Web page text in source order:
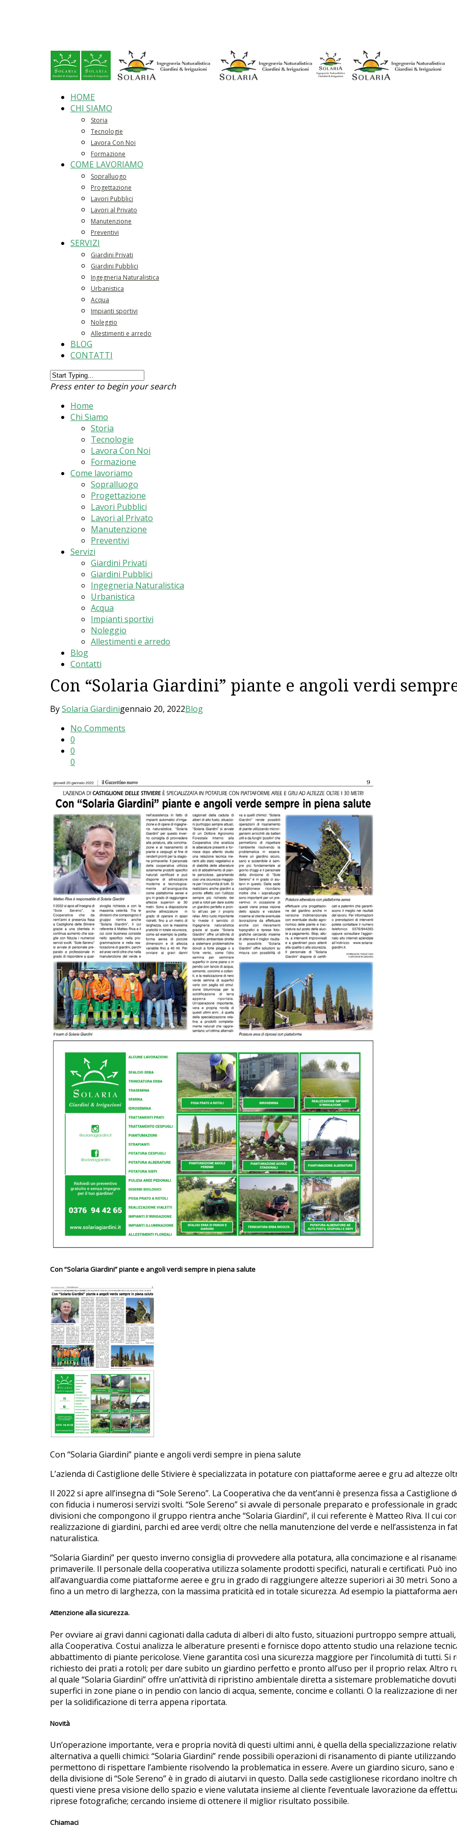
HOME
CHI SIAMO
Storia
Tecnologie
Lavora Con Noi
Formazione
COME LAVORIAMO
Sopralluogo
Progettazione
Lavori Pubblici
Lavori al Privato
Manutenzione
Preventivi
SERVIZI
Giardini Privati
Giardini Pubblici
Ingegneria Naturalistica
Urbanistica
Acqua
Impianti sportivi
Noleggio
Allestimenti e arredo
BLOG
CONTATTI
Press enter to begin your search
Home
Chi Siamo
Storia
Tecnologie
Lavora Con Noi
Formazione
Come lavoriamo
Sopralluogo
Progettazione
Lavori Pubblici
Lavori al Privato
Manutenzione
Preventivi
Servizi
Giardini Privati
Giardini Pubblici
Ingegneria Naturalistica
Urbanistica
Acqua
Impianti sportivi
Noleggio
Allestimenti e arredo
Blog
Contatti
Con “Solaria Giardini” piante e angoli verdi
BySolaria Giardinigennaio 20, 2022Blog
No Comments
0
0
0
Con “Solaria Giardini” piante e angoli verdi sempre in piena salute
Con “Solaria Giardini” piante e angoli verdi sempre in piena salute
L’azienda di Castiglione delle Stiviere è specializzata in potature con piattaforme aeree e gru ad altezze
Il 2022 si apre all’insegna di “Sole Sereno”. La Cooperativa che da vent’anni è presenza fissa a
con fiducia i numerosi servizi svolti. “Sole Sereno” si avvale di personale preparato e professionale in
divisioni che compongono il gruppo rientra anche “Solaria Giardini”, il cui referente è Matteo Riva. Il cui
realizzazione di giardini, parchi ed aree verdi; oltre che nella manutenzione del verde e nell’assistenza in
naturalistica.
“Solaria Giardini” per questo inverno consiglia di provvedere alla potatura, alla concimazione e al
primaverile. Il personale della cooperativa utilizza solamente prodotti specifici, naturali e certificati. Può
all’avanguardia come piattaforme aeree e gru in grado di raggiungere altezze superiori ai 30 metri.
fino a un metro di larghezza, con la massima praticità ed in totale sicurezza. Ad esempio la piattaforma
Attenzione alla sicurezza.
Per ovviare ai gravi danni cagionati dalla caduta di alberi di alto fusto, situazioni purtroppo sempre
alla Cooperativa. Costui analizza le alberature presenti e fornisce dopo attento studio una relazione
abbattimento di piante pericolose. Viene garantita così una sicurezza maggiore per l’incolumità di tutti.
richiesto dei prati a rotoli; per dare subito un giardino perfetto e pronto all’uso per il proprio relax.
al quale “Solaria Giardini” offre un’attività di ripristino ambientale diretta a sistemare problematiche
superfici in zone piane o in pendio con lancio di acqua, semente, concime e collanti. O la realizzazione di
per la solidificazione di terra appena riportata.
Novità
Un’operazione importante, vera e propria novità di questi ultimi anni, è quella della specializzazione
alternativa a quelli chimici: “Solaria Giardini” rende possibili operazioni di risanamento di piante
permettono di rispettare l’ambiente risolvendo la problematica in essere. Avere un giardino sicuro, sano
della divisione di “Sole Sereno” è in grado di aiutarvi in questo. Dalla sede castiglionese ricordano
questi viene presa visione dello spazio e viene valutata insieme al cliente l’eventuale lavorazione da
riprese fotografiche; cercando insieme di ottenere il miglior risultato possibile.
Chiamaci